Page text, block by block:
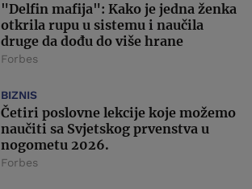
"Delfin mafija": Kako je jedna ženka
otkrila rupu u sistemu i naučila
druge da dođu do više hrane
Forbes
BIZNIS
Četiri poslovne lekcije koje možemo
naučiti sa Svjetskog prvenstva u
nogometu 2026.
Forbes